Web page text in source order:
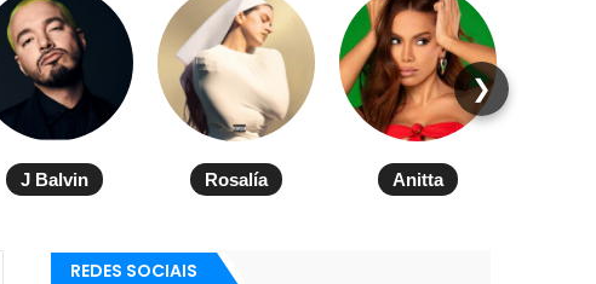
J Balvin Rosalía Anitta
❯
REDES SOCIAIS